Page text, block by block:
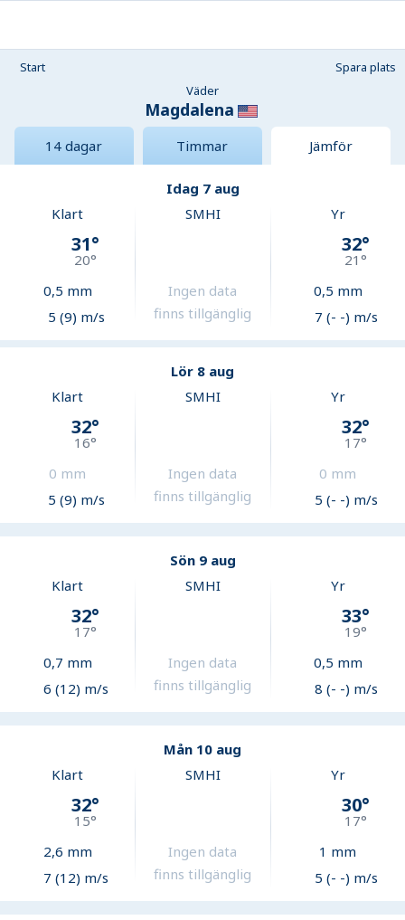
Start
Spara plats
Väder
Magdalena
14 dagar Timmar Jämför
Idag 7 aug
Klart
31°
20°
0,5 mm
5 (9) m/s
SMHI
Ingen data
finns tillgänglig
Yr
32°
21°
0,5 mm
7 (- -) m/s
Lör 8 aug
Klart
32°
16°
0 mm
5 (9) m/s
SMHI
Ingen data
finns tillgänglig
Yr
32°
17°
0 mm
5 (- -) m/s
Sön 9 aug
Klart
32°
17°
0,7 mm
6 (12) m/s
SMHI
Ingen data
finns tillgänglig
Yr
33°
19°
0,5 mm
8 (- -) m/s
Mån 10 aug
Klart
32°
15°
2,6 mm
7 (12) m/s
SMHI
Ingen data
finns tillgänglig
Yr
30°
17°
1 mm
5 (- -) m/s